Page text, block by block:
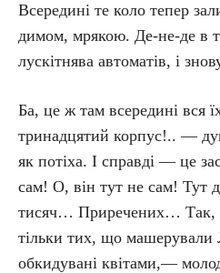
Всередині те коло тепер
димом, мрякою. Де-не-де в
лускітнява автоматів, і
Ба, це ж там всередині вся
тринадцятий корпус!.. —
як потіха. І справді — це
сам! О, він тут не сам! Тут
тисяч… Приречених… Так,
тільки тих, що машерували
обкидувані квітами,—